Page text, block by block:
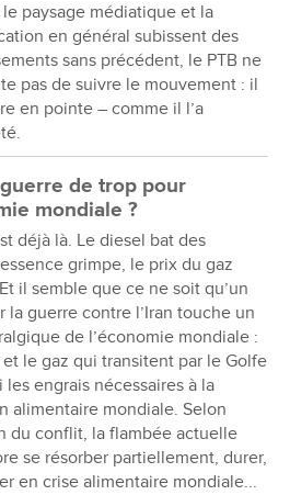
paysage médiatique et la
en général subissent des
sans précédent, le PTB ne
pas de suivre le mouvement : il
en pointe – comme il l’a
de trop pour
mondiale ?
déjà là. Le diesel bat des
grimpe, le prix du gaz
il semble que ce ne soit qu’un
la guerre contre l’Iran touche un
de l’économie mondiale :
le gaz qui transitent par le Golfe
les engrais nécessaires à la
alimentaire mondiale. Selon
du conflit, la flambée actuelle
se résorber partiellement, durer,
en crise alimentaire mondiale...